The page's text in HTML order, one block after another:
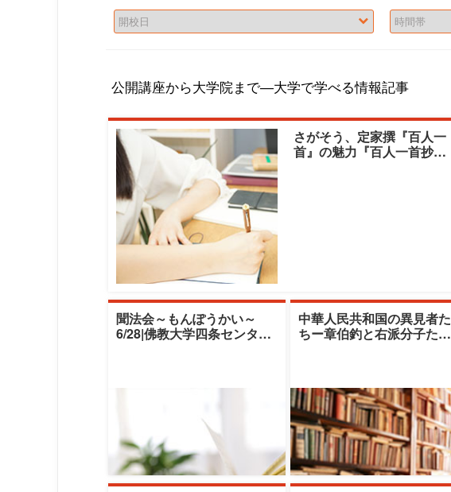
公開講座から大学院まで―大学で学べる情報記事
さがそう、定家撰『百人一
首』の魅力『百人一首抄』
聞法会～もんぽうかい～
6/28|佛教大学四条センター|
中華人民共和国の異見者た
ちー章伯釣と右派分子たち|